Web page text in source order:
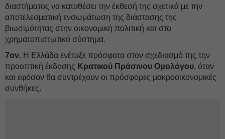
διαστήματος να καταθέσει την έκθεσή της σχετικά με την
αποτελεσματική ενσωμάτωση της διάστασης της
βιωσιμότητας στην οικονομική πολιτική και στο
χρηματοπιστωτικό σύστημα.
7ον. Η Ελλάδα ενέταξε πρόσφατα στον σχεδιασμό της την
προοπτική έκδοσης Κρατικού Πράσινου Ομολόγου, όταν
και εφόσον θα συντρέχουν οι πρόσφορες μακροοικονομικές
συνθήκες.